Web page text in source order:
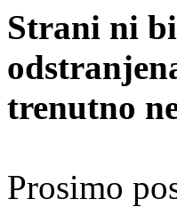
Strani ni
trenutno
Prosimo